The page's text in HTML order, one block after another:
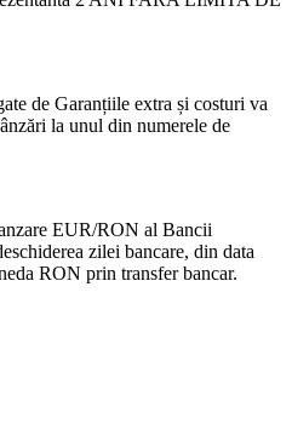
de Garanțiile extra și costuri va
la unul din numerele de
EUR/RON al Bancii
zilei bancare, din data
RON prin transfer bancar.